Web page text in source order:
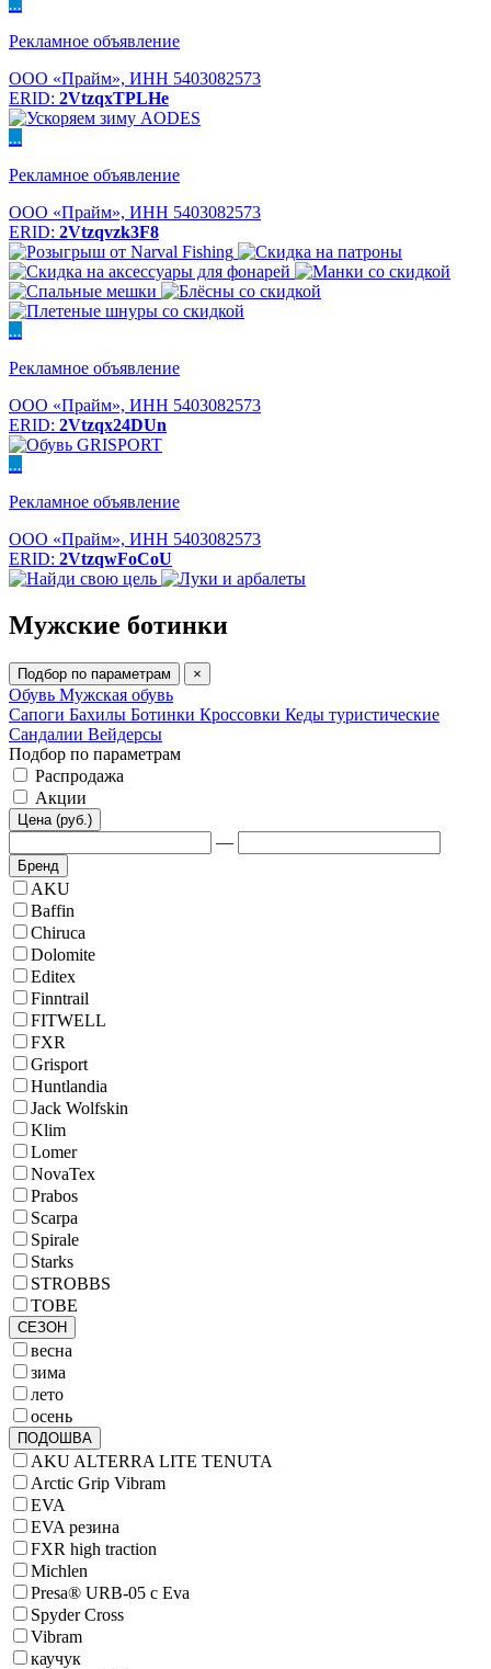
...
Рекламное объявление
ООО «Прайм», ИНН 5403082573
ERID: 2VtzqxTPLHe
...
Рекламное объявление
ООО «Прайм», ИНН 5403082573
ERID: 2Vtzqvzk3F8
...
Рекламное объявление
ООО «Прайм», ИНН 5403082573
ERID: 2Vtzqx24DUn
...
Рекламное объявление
ООО «Прайм», ИНН 5403082573
ERID: 2VtzqwFoCoU
Мужские ботинки
Подбор по параметрам ×
Обувь Мужская обувь
Сапоги Бахилы Ботинки Кроссовки Кеды туристические
Сандалии Вейдерсы
Подбор по параметрам
Распродажа
Акции
Цена (руб.)
—
Бренд
AKU
Baffin
Chiruca
Dolomite
Editex
Finntrail
FITWELL
FXR
Grisport
Huntlandia
Jack Wolfskin
Klim
Lomer
NovaTex
Prabos
Scarpa
Spirale
Starks
STROBBS
TOBE
СЕЗОН
весна
зима
лето
осень
ПОДОШВА
AKU ALTERRA LITE TENUTA
Arctic Grip Vibram
EVA
EVA резина
FXR high traction
Michlen
Presa® URB-05 с Eva
Spyder Cross
Vibram
каучук